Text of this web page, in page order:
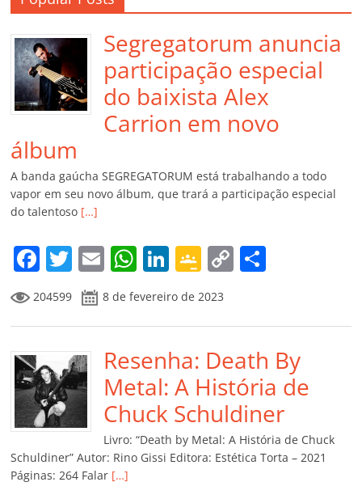
Segregatorum anuncia
participação especial
do baixista Alex
Carrion em novo
álbum
A banda gaúcha SEGREGATORUM está trabalhando a todo
vapor em seu novo álbum, que trará a participação especial
do talentoso […]
F
a
c
e
b
o
o
k
T
w
itt
er
E
m
ai
l
W
at
s
A
p
p
Li
k
e
dI
n
G
o
o
gl
e
Cl
a
ss
ro
C
y
Li
n
k
p
ar
til
h
ar
204599 8 de fevereiro de 2023
Resenha: Death By
Metal: A História de
Chuck Schuldiner
Livro: “Death by Metal: A História de Chuck
Schuldiner” Autor: Rino Gissi Editora: Estética Torta – 2021
Páginas: 264 Falar […]